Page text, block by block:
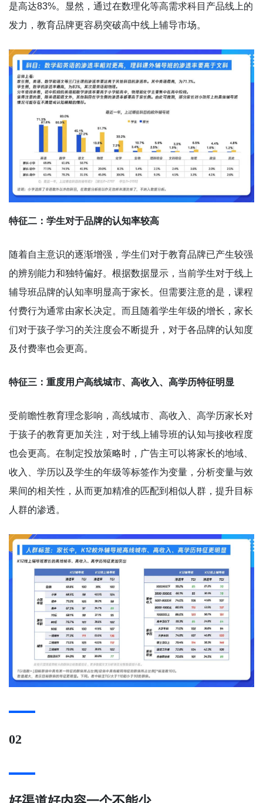
是高达83%。显然，通过在数理化等高需求科目产品线上的
发力，教育品牌更容易突破高中线上辅导市场。
特征二：学生对于品牌的认知率较高
随着自主意识的逐渐增强，学生们对于教育品牌已产生较强
的辨别能力和独特偏好。根据数据显示，当前学生对于线上
辅导班品牌的认知率明显高于家长。但需要注意的是，课程
付费行为通常由家长决定。而且随着学生年级的增长，家长
们对于孩子学习的关注度会不断提升，对于各品牌的认知度
及付费率也会更高。
特征三：重度用户高线城市、高收入、高学历特征明显
受前瞻性教育理念影响，高线城市、高收入、高学历家长对
于孩子的教育更加关注，对于线上辅导班的认知与接收程度
也会更高。在制定投放策略时，广告主可以将家长的地域、
收入、学历以及学生的年级等标签作为变量，分析变量与效
果间的相关性，从而更加精准的匹配到相似人群，提升目标
人群的渗透。
02